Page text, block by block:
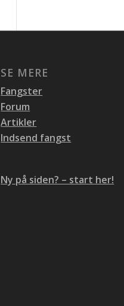
SE MERE
Fangster
Forum
Artikler
Indsend fangst
Ny på siden? – start her!